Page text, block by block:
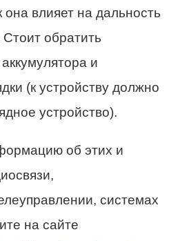
она влияет на дальность
обратить
и
(к устройству должно
устройство).
об этих и
системах
на сайте